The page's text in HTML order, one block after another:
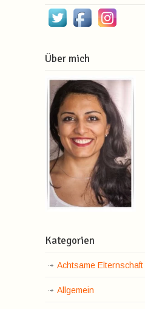
Über mich
Kategorien
Achtsame Elternschaft
Allgemein